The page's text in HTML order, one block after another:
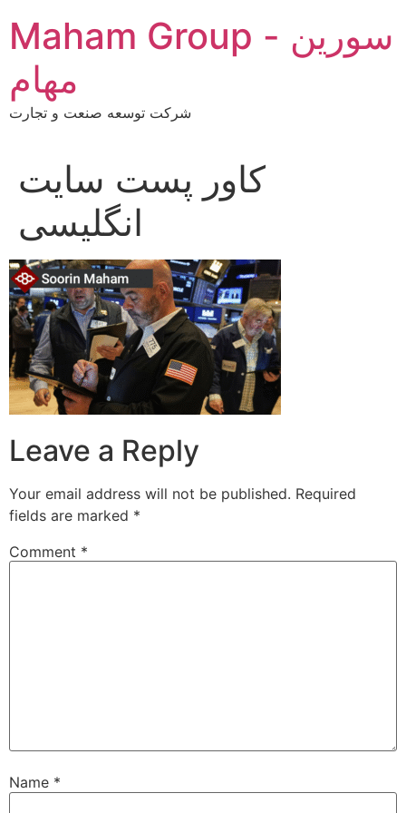
content
Maham Group - سورین
مهام
شرکت توسعه صنعت و تجارت
کاور پست سایت
انگلیسی
Leave a Reply
Your email address will not be published. Required
fields are marked *
Comment *
Name *